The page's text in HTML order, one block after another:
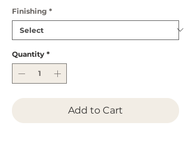
Finishing *
Quantity *
Add to Cart